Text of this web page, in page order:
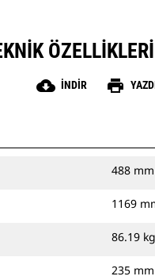
cloud_download İNDIR print
488 mm
1169
86.19 kg
235 mm